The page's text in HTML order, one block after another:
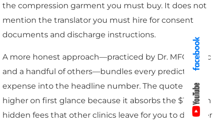
the compression garment you must buy. It does not
mention the translator you must hire for consent
documents and discharge instructions.
A more honest approach—practiced by Dr. MFO Clinic
and a handful of others—bundles every predictable
expense into the headline number. The quote looks
higher on first glance because it absorbs the $1,950 in
hidden fees that other clinics leave for you to discover